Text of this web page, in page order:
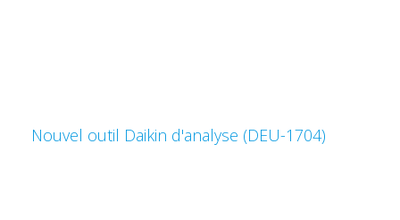
Nouvel outil Daikin d'analyse (DEU-1704)